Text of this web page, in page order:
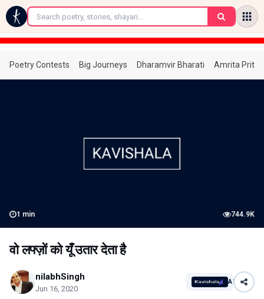
←
Poetry Contests Big Journeys Dharamvir Bharati Amrita
1 min 744.9K
वो लफ्ज़ों को यूँ उतार देता है
nilabhSingh
Jun 16, 2020
AI